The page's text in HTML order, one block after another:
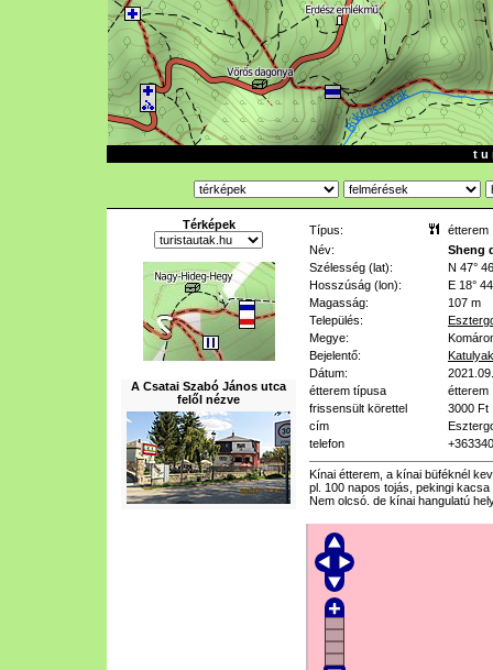
t u
Térképek
A Csatai Szabó János utca
felől nézve
Típus:
étterem
Név:
Sheng
Szélesség (lat):
N 47°
Hosszúság (lon):
E 18°
Magasság:
107 m
Település:
Megye:
Bejelentő:
Dátum:
étterem típusa
étterem
frissensült körettel
3000 Ft
cím
telefon
Kínai étterem, a kínai büféknél
pl. 100 napos tojás, pekingi
Nem olcsó. de kínai hangulatú